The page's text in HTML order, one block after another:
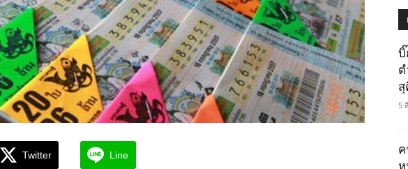
Twitter Line
บิ๊
5
ห